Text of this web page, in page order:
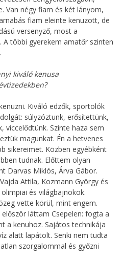
Van négy fiam és két lányom,
fiam eleinte kenuzott, de
versenyző, most a
A többi gyerekem amatőr szinten
kiváló kenusa
Kiváló edzők, sportolók
súlyzóztunk, erősítettünk,
viccelődtünk. Szinte haza sem
magunkat. Én a hetvenes
sikereimet. Közben egyébként
tudnak. Előttem olyan
Darvas Miklós, Árva Gábor.
Attila, Kozmann György és
és világbajnokok.
vette körül, mint engem.
láttam Csepelen: fogta a
a kenuhoz. Sajátos technikája
alatt lapátolt. Senki nem tudta
szorgalommal és győzni